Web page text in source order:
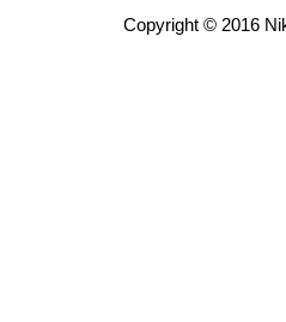
Copyright © 2016